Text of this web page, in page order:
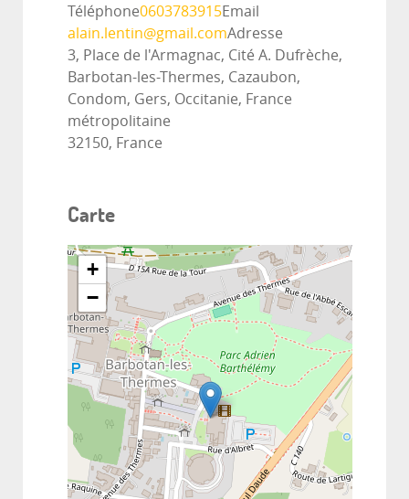
Téléphone0603783915Email
alain.lentin@gmail.comAdresse
3, Place de l'Armagnac, Cité A. Dufrèche,
Barbotan-les-Thermes, Cazaubon,
Condom, Gers, Occitanie, France
métropolitaine
32150, France
Carte
+
−